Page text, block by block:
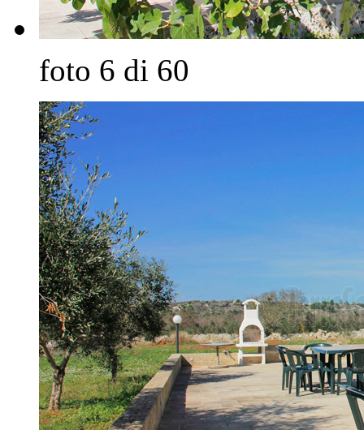
foto 6 di 60